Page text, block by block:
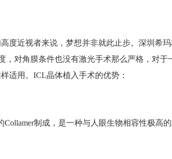
近视者来说，梦想并非就此止步。深圳希玛
，对角膜条件也没有激光手术那么严格，对于
适用。ICL晶体植入手术的优势：
制成，是一种与人眼生物相容性极高的